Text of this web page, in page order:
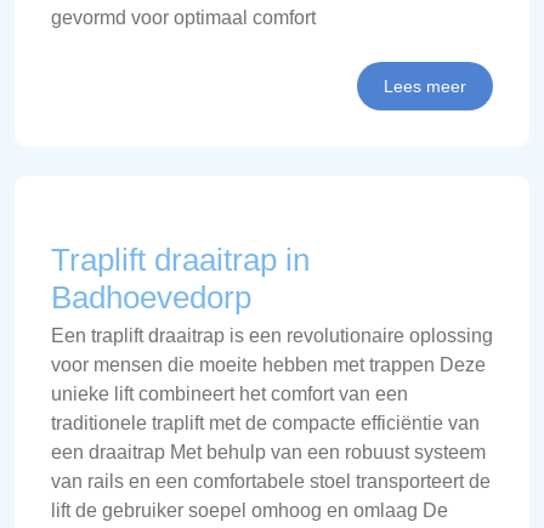
gevormd voor optimaal comfort
Lees meer
Traplift draaitrap in
Badhoevedorp
Een traplift draaitrap is een revolutionaire oplossing
voor mensen die moeite hebben met trappen Deze
unieke lift combineert het comfort van een
traditionele traplift met de compacte efficiëntie van
een draaitrap Met behulp van een robuust systeem
van rails en een comfortabele stoel transporteert de
lift de gebruiker soepel omhoog en omlaag De